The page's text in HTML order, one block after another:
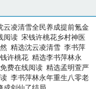
云凌清雪全民养成提前氪金
阅读 宋钱许桃花乡村神医
精选沈云凌清雪 李书萍
许桃花 精选李书萍林永
费在线阅读 精选孟明萱严
李书萍林永年重生八零老